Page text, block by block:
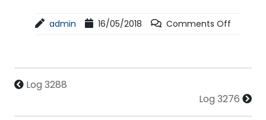
admin 16/05/2018 Comments Off
Log 3288
Log 3276